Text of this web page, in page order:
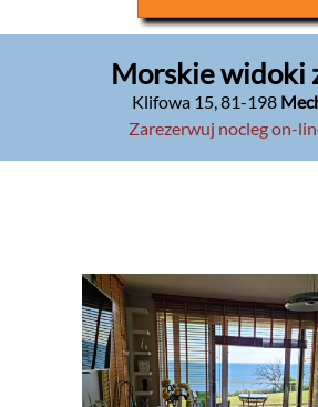
Morskie widoki
Klifowa 15,81-198
Zarezerwuj nocleg on-